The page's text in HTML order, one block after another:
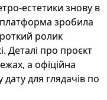
естетики знову в
платформа зробила
ролик
Деталі про проєкт
а офіційна
для глядачів по